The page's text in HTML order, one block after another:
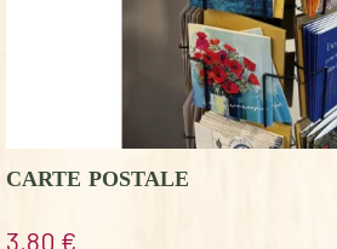
CARTE POSTALE
3,80 €